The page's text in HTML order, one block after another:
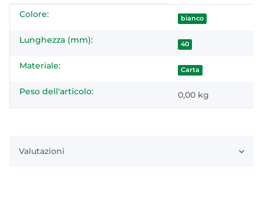
#productDetails.itemInformation#
#productDetails.itemValue#
Colore: bianco
Lunghezza (mm): 40
Materiale: Carta
Peso dell'articolo: 0,00 kg
Valutazioni